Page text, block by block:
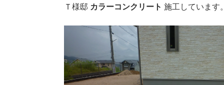
Ｔ様邸 カラーコンクリート施工しています